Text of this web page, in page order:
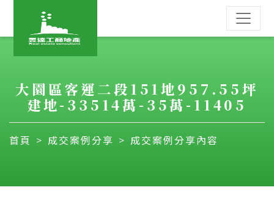
大園區客運二段151地957.55坪
建地-33514萬-35萬-11405
首頁 成交案例分享 成交案例分享內容